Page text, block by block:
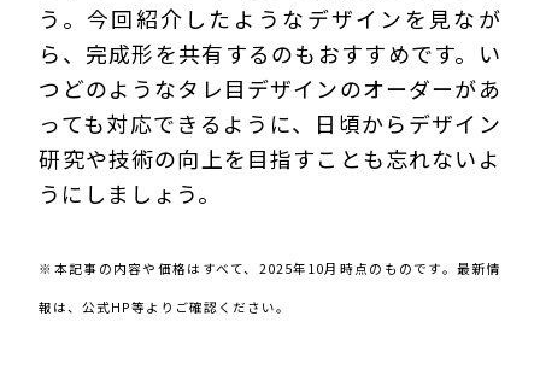
う。今回紹介したようなデザインを見なが
ら、完成形を共有するのもおすすめです。い
つどのようなタレ目デザインのオーダーがあ
っても対応できるように、日頃からデザイン
研究や技術の向上を目指すことも忘れないよ
うにしましょう。
※本記事の内容や価格はすべて、2025年10月時点のものです。最新情
報は、公式HP等よりご確認ください。